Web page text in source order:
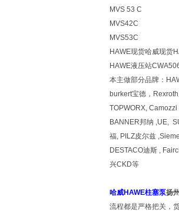
MVS 53 C
MVS42C
MVS53C
HAWE现货哈威现货
HAWE液压站
本主做部分品牌：
burkert宝德，
TOPWORX,
BANNER邦纳 ,UE,
福, PILZ皮尔兹
DESTACO迪斯 ,
兴CKD等
哈威HAWE柱塞泵扬
流程都是严格把关，